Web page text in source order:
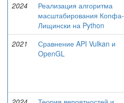
2024
Реализация алгоритма
масштабирования Копфа-
Лищински на Python
2021
Сравнение API Vulkan и
OpenGL